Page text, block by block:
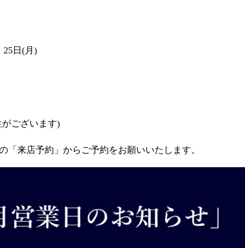
25日(月)
ございます)
「来店予約」からご予約をお願いいたします。